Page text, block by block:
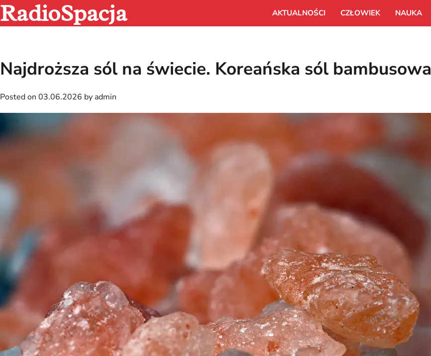
Skip
to
content
RadioSpacja AKTUALNOŚCI CZŁOWIEK NAUKA
Najdroższa sól na świecie. Koreańska sól bambusowa
Posted on 03.06.2026 by admin